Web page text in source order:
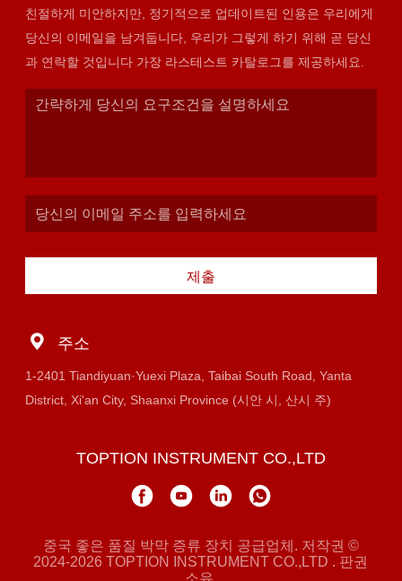
친절하게 미안하지만, 정기적으로 업데이트된 인용은 우리에게
당신의 이메일을 남겨둡니다, 우리가 그렇게 하기 위해 곧 당신
과 연락할 것입니다 가장 라스테스트 카탈로그를 제공하세요.
제출
주소
1-2401 Tiandiyuan·Yuexi Plaza, Taibai South Road, Yanta
District, Xi'an City, Shaanxi Province (시안 시, 산시 주)
TOPTION INSTRUMENT CO.,LTD
중국 좋은 품질 박막 증류 장치 공급업체. 저작권 ©
2024-2026 TOPTION INSTRUMENT CO.,LTD . 판권
소유.